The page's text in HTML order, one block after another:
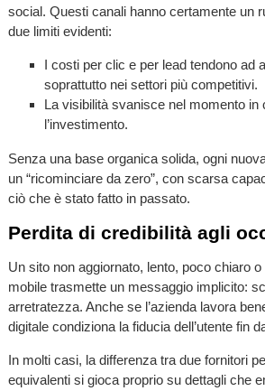
social. Questi canali hanno certamente un
due limiti evidenti:
I costi per clic e per lead tendono ad
soprattutto nei settori più competitivi.
La visibilità svanisce nel momento in
l’investimento.
Senza una base organica solida, ogni
un “ricominciare da zero”, con scarsa
ciò che è stato fatto in passato.
Perdita di credibilità agli
Un sito non aggiornato, lento, poco chiaro
mobile trasmette un messaggio implicito:
arretratezza. Anche se l’azienda lavora
digitale condiziona la fiducia dell’utente fin
In molti casi, la differenza tra due fornitori
equivalenti si gioca proprio su dettagli che